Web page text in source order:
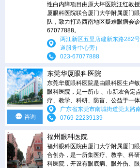
性白内障项目由原大坪医院汪红教
厦眼科医院联合厦门大学附属厦门
队，致力打造西南地区疑难眼病会
67077888。
两江新区五里店建新东路282
道服务中心旁）
023-67077888
咨询
东莞华厦眼科医院
东莞华厦眼科医院是由眼科医生卢
眼科医院，是一所市 、市新农合定
疗、教学、科研、防盲、公益于一
广东省东莞市南城街道莞太路
0769-22239139
福州眼科医院
福州眼科医院由厦门大学附属厦门
合创办，是一所集医疗、教学、科
科医院，开设有眼底病、眼外伤、